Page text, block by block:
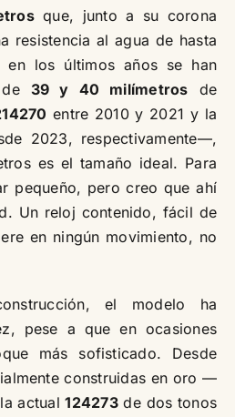
que, junto a su corona
resistencia al agua de hasta
los últimos años se han
39 y 40 milímetros de
entre 2010 y 2021 y la
2023, respectivamente—,
es el tamaño ideal. Para
pequeño, pero creo que ahí
Un reloj contenido, fácil de
en ningún movimiento, no
el modelo ha
pese a que en ocasiones
más sofisticado. Desde
construidas en oro —
actual124273de dos tonos